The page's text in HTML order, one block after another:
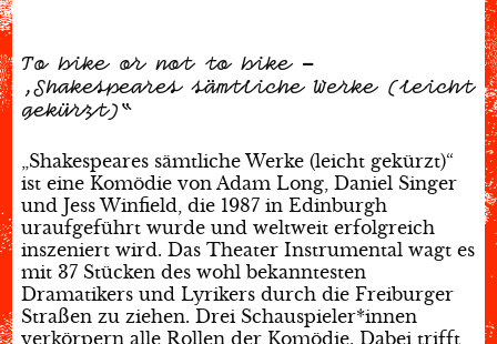
To bike or not to bike –
„Shakespeares sämtliche Werke (leicht
gekürzt)“
„Shakespeares sämtliche Werke (leicht gekürzt)“
ist eine Komödie von Adam Long, Daniel Singer
und Jess Winfield, die 1987 in Edinburgh
uraufgeführt wurde und weltweit erfolgreich
inszeniert wird. Das Theater Instrumental wagt es
mit 37 Stücken des wohl bekanntesten
Dramatikers und Lyrikers durch die Freiburger
Straßen zu ziehen. Drei Schauspieler*innen
verkörpern alle Rollen der Komödie. Dabei trifft